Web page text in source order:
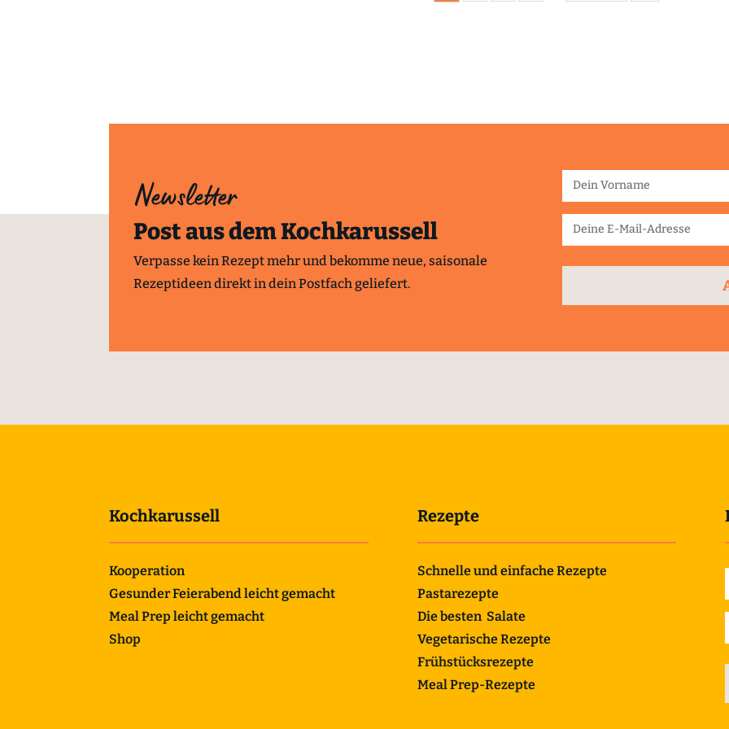
Newsletter
Post aus dem Kochkarussell
Verpasse kein Rezept mehr und bekomme neue, saisonale
Rezeptideen direkt in dein Postfach geliefert.
Kochkarussell
Kooperation
Gesunder Feierabend leicht gemacht
Meal Prep leicht gemacht
Shop
Rezepte
Schnelle und einfache Rezepte
Pastarezepte
Die besten Salate
Vegetarische Rezepte
Frühstücksrezepte
Meal Prep-Rezepte